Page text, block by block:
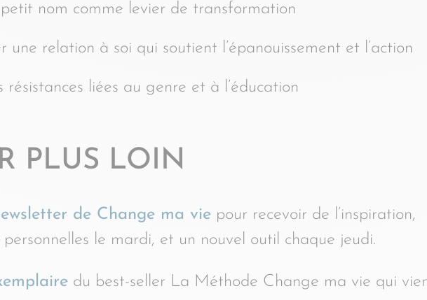
nom comme levier de transformation
une relation à soi qui soutient l’épanouissement et l’action
liées au genre et à l’éducation
PLUS LOIN
de Change ma vie pour recevoir de l’inspiration,
personnelles le mardi, et un nouvel outil chaque jeudi.
du best-seller La Méthode Change ma vie qui